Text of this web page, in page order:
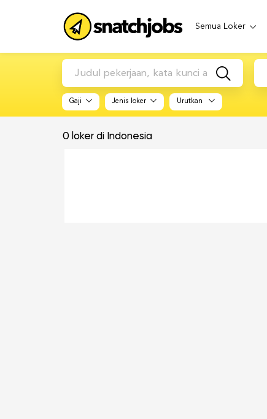
Semua Loker
Gaji Jenis loker Urutkan
0 loker di Indonesia